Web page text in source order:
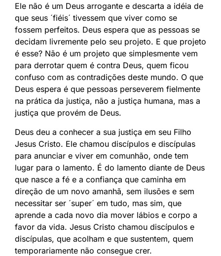
Ele não é um Deus arrogante e descarta a idéia de
que seus ´fiéis´ tivessem que viver como se
fossem perfeitos. Deus espera que as pessoas se
decidam livremente pelo seu projeto. E que projeto
é esse? Não é um projeto que simplesmente vem
para derrotar quem é contra Deus, quem ficou
confuso com as contradições deste mundo. O que
Deus espera é que pessoas perseverem fielmente
na prática da justiça, não a justiça humana, mas a
justiça que provém de Deus.
Deus deu a conhecer a sua justiça em seu Filho
Jesus Cristo. Ele chamou discípulos e discípulas
para anunciar e viver em comunhão, onde tem
lugar para o lamento. É do lamento diante de Deus
que nasce a fé e a confiança que caminha em
direção de um novo amanhã, sem ilusões e sem
necessitar ser ´super´ em tudo, mas sim, que
aprende a cada novo dia mover lábios e corpo a
favor da vida. Jesus Cristo chamou discípulos e
discípulas, que acolham e que sustentem, quem
temporariamente não consegue crer.